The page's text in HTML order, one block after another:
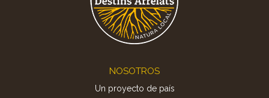
NOSOTROS
Un proyecto de país